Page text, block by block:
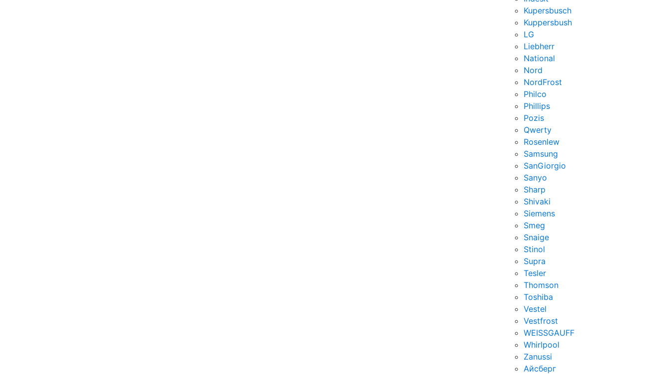
Kupersbusch
Kuppersbush
LG
Liebherr
National
Nord
NordFrost
Philco
Phillips
Pozis
Qwerty
Rosenlew
Samsung
SanGiorgio
Sanyo
Sharp
Shivaki
Siemens
Smeg
Snaige
Stinol
Supra
Tesler
Thomson
Toshiba
Vestel
Vestfrost
WEISSGAUFF
Whirlpool
Zanussi
Айсберг